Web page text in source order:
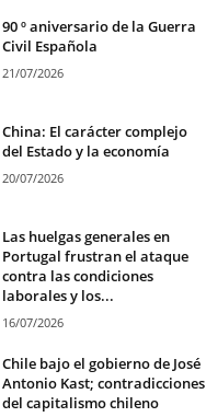
90 º aniversario de la Guerra
Civil Española
21/07/2026
China: El carácter complejo
del Estado y la economía
20/07/2026
Las huelgas generales en
Portugal frustran el ataque
contra las condiciones
laborales y los...
16/07/2026
Chile bajo el gobierno de José
Antonio Kast; contradicciones
del capitalismo chileno